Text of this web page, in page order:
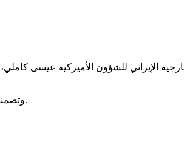
الإيراني للشؤون الأميركية عيسى
وتضمنت هذه المذكرة الرسمية، تحذير إيران من أي إقدام عدواني تجاهها، وتصميمها على الرد بشكل حاسم وفوري على أي تهديد قد تتعرض له.